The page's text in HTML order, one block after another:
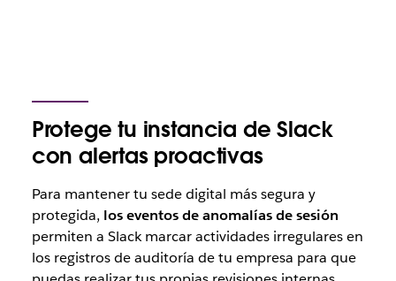
Protege tu instancia de Slack
con alertas proactivas
Para mantener tu sede digital más segura y
protegida, los eventos de anomalías de sesión
permiten a Slack marcar actividades irregulares en
los registros de auditoría de tu empresa para que